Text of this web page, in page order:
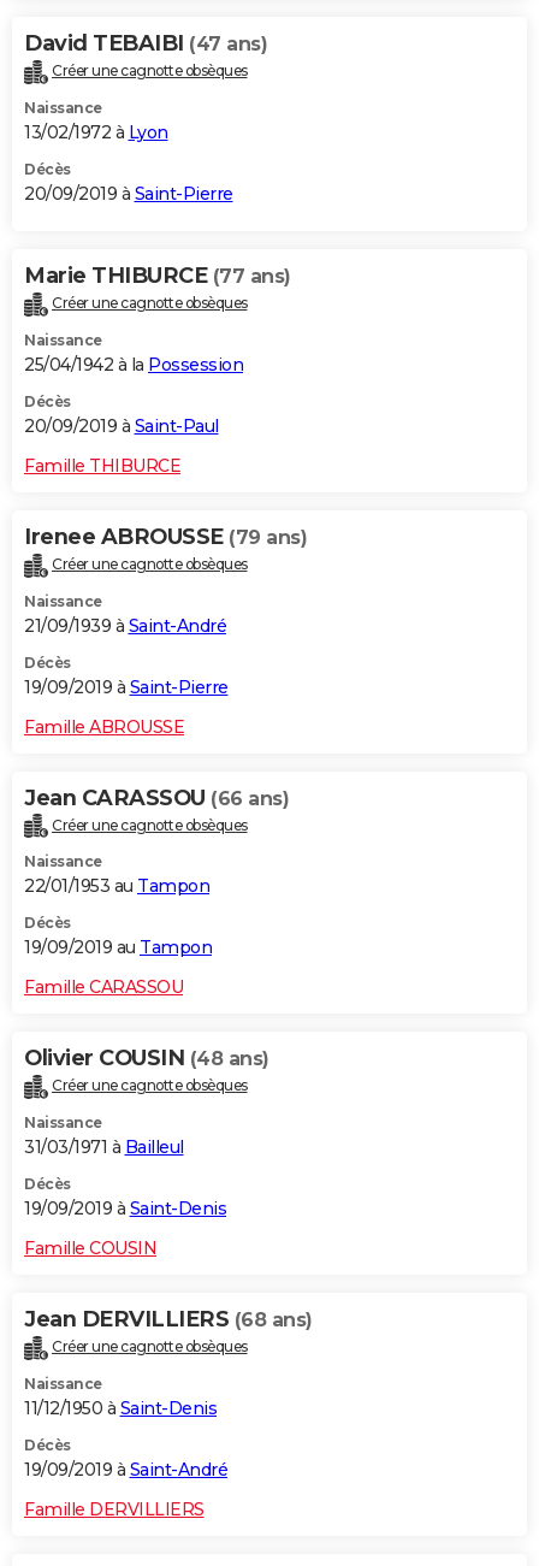
PHOTO
GUIDES D'ACHAT
BONS PLANS
CARTE DE VOEUX
Dictionnaire
Biographies
Citations
Expressions
Proverbes
PROGRAMME TV
COPAINS D'AVANT
S'inscrire
Se connecter
Lycées
Collèges
Primaires
Universités
Entreprises
Service militaire
Avis de recherche
AVIS DE DÉCÈS
FORUM
Bricolage
Lifestyle
Culture
Sport
Auto
Television
Voyage
Cinema
David TEBAIBI (47 ans)
Créer une cagnotte obsèques
Naissance
13/02/1972 à Lyon
Décès
20/09/2019 à Saint-Pierre
Marie THIBURCE (77 ans)
Créer une cagnotte obsèques
Naissance
25/04/1942 à la Possession
Décès
20/09/2019 à Saint-Paul
Famille THIBURCE
Irenee ABROUSSE (79 ans)
Créer une cagnotte obsèques
Naissance
21/09/1939 à Saint-André
Décès
19/09/2019 à Saint-Pierre
Famille ABROUSSE
Jean CARASSOU (66 ans)
Créer une cagnotte obsèques
Naissance
22/01/1953 au Tampon
Décès
19/09/2019 au Tampon
Famille CARASSOU
Olivier COUSIN (48 ans)
Créer une cagnotte obsèques
Naissance
31/03/1971 à Bailleul
Décès
19/09/2019 à Saint-Denis
Famille COUSIN
Jean DERVILLIERS (68 ans)
Créer une cagnotte obsèques
Naissance
11/12/1950 à Saint-Denis
Décès
19/09/2019 à Saint-André
Famille DERVILLIERS